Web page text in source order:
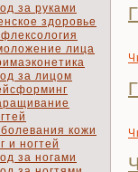
за руками
здоровье
лица
за лицом
кожи
и ногтей
за ногами